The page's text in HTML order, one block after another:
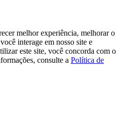
melhor experiência, melhorar o
interage em nosso site e
este site, você concorda com o
consulte a Política de